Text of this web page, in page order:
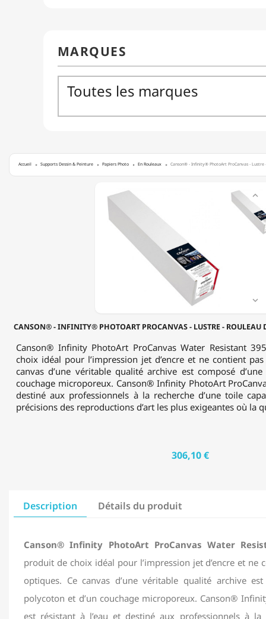
Accueil Supports Dessin & Peinture Papiers Photo En Rouleaux Canson® - Infinity® PhotoArt ProCanvas - Lustre
12.19M
395
G/M²
CANSON® - INFINITY® PHOTOART PROCANVAS - LUSTRE - ROULEAU


Canson® Infinity PhotoArt ProCanvas Water Resistant
choix idéal pour l’impression jet d’encre et ne contient pas
canvas d’une véritable qualité archive est composé
couchage microporeux. Canson® Infinity PhotoArt
destiné aux professionnels à la recherche d’une toile
précisions des reproductions d’art les plus exigeantes où la
306,10 €
Description Détails du produit
Canson® Infinity PhotoArt ProCanvas Water
produit de choix idéal pour l’impression jet d’encre et ne
optiques. Ce canvas d’une véritable qualité archive
polycoton et d’un couchage microporeux. Canson®
est résistant à l’eau et destiné aux professionnels à la